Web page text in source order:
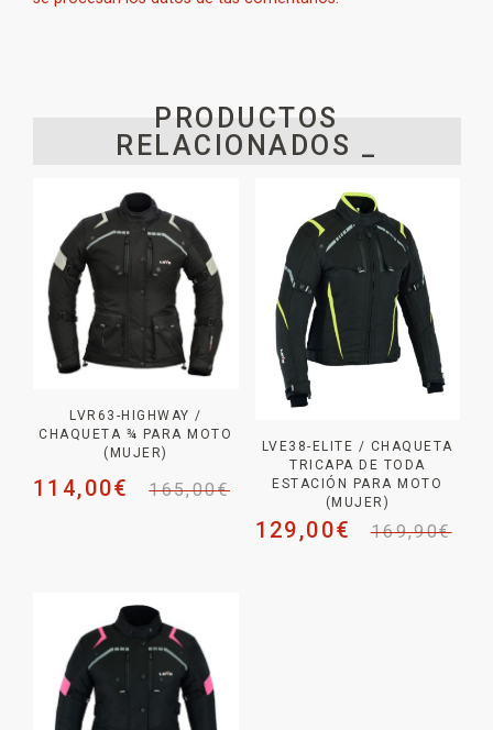
PRODUCTOS
RELACIONADOS _
LVR63-HIGHWAY /
CHAQUETA ¾ PARA MOTO
(MUJER)
165,00€
114,00€
LVE38-ELITE / CHAQUETA
TRICAPA DE TODA
ESTACIÓN PARA MOTO
(MUJER)
169,90€
129,00€